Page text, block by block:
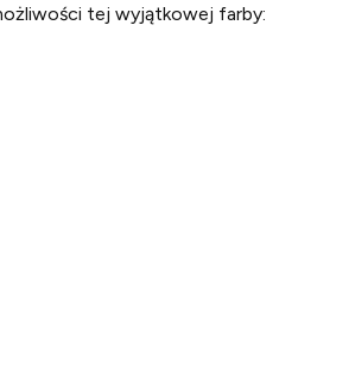
tej wyjątkowej farby: